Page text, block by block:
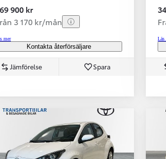
900 kr
3 170 kr/mån
mer
Kontakta återförsäljare
Jämförelse Spara
Läs